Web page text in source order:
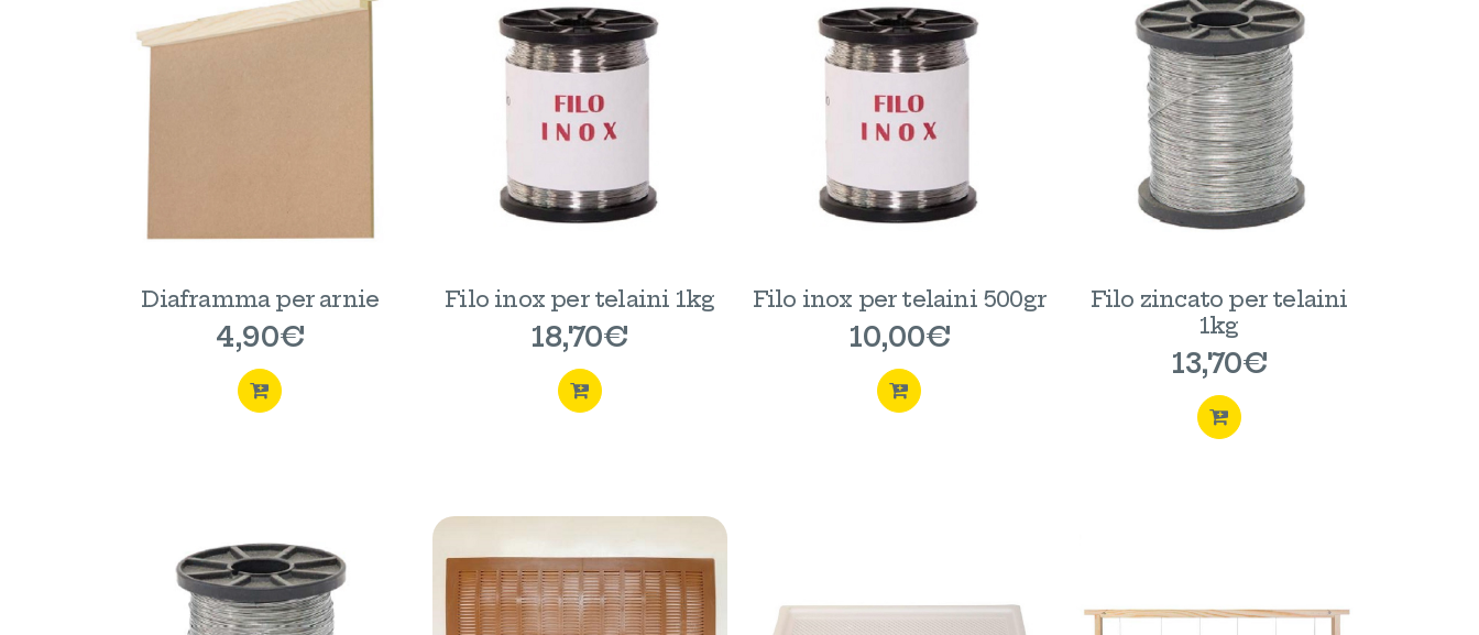
Diaframma per arnie
4,90€
Filo inox per telaini 1kg
18,70€
Filo inox per telaini 500gr
10,00€
Filo zincato per telaini
1kg
13,70€